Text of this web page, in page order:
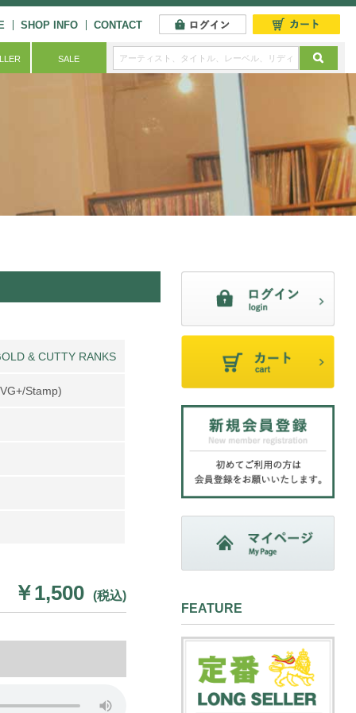
SHOP INFO CONTACT
SALE
& CUTTY RANKS
Stamp)
￥1,500
(税込)
FEATURE